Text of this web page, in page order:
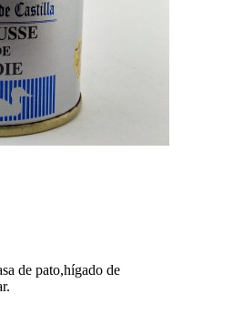
de pato,hígado de